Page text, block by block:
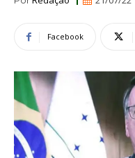
Facebook